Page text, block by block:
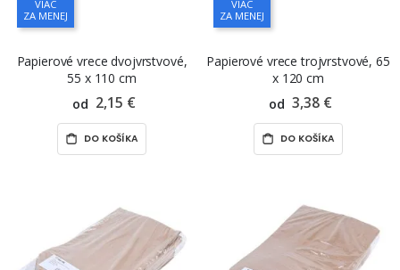
VIAC
ZA MENEJ
Papierové vrece dvojvrstvové,
55 x 110 cm
od 2,15 €
DO KOŠÍKA
VIAC
ZA MENEJ
Papierové vrece trojvrstvové, 65
x 120 cm
od 3,38 €
DO KOŠÍKA